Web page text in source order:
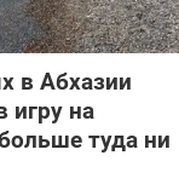
в Абхазии
игру на
туда ни